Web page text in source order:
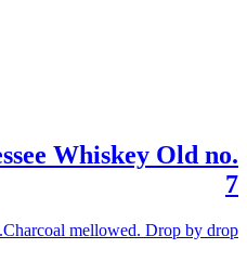
Whiskey Old no.
7
Charcoal mellowed. Drop by drop.